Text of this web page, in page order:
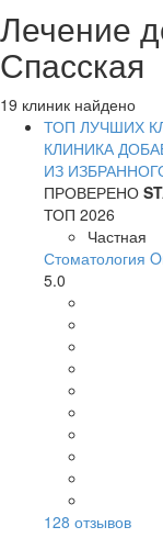
Лечение
Спасская
19 клиник найдено
ТОП ЛУЧШИХ
КЛИНИКА
ИЗ
ПРОВЕРЕНО
ТОП 2026
Частная
Стоматология
5.0
128 отзывов